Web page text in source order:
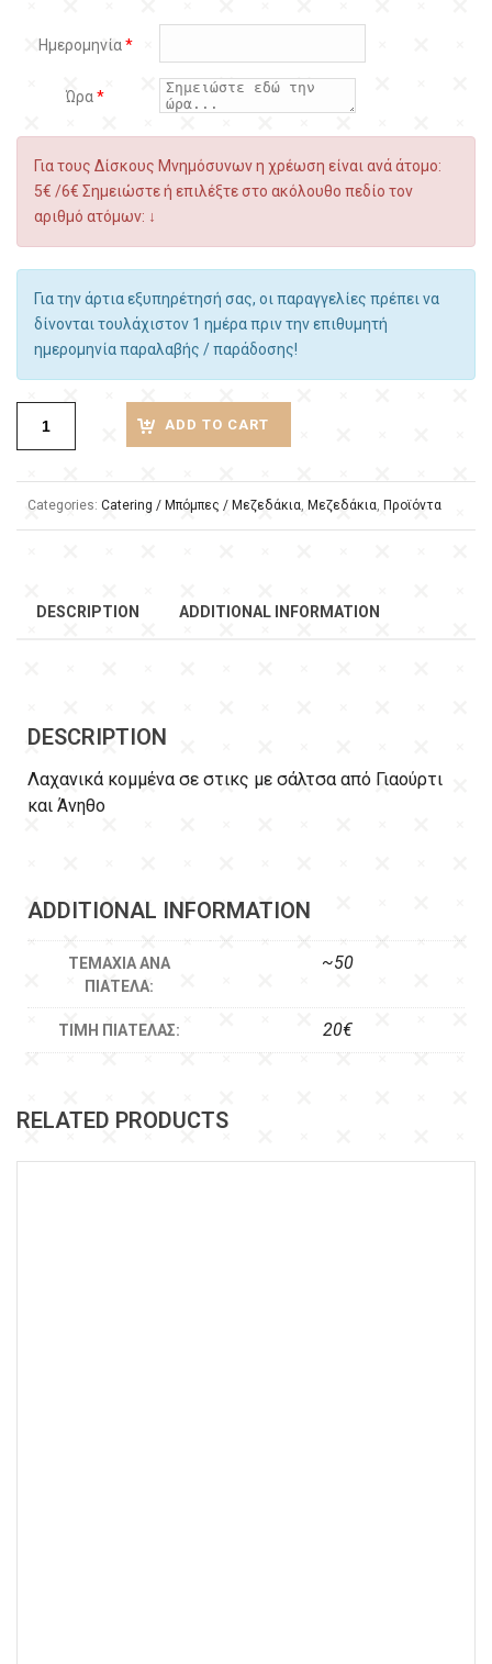
Ημερομηνία*
Ώρα*
Για τους Δίσκους Μνημόσυνων η χρέωση είναι ανά άτομο:
5€ /6€ Σημειώστε ή επιλέξτε στο ακόλουθο πεδίο τον
αριθμό ατόμων: ↓
Για την άρτια εξυπηρέτησή σας, οι παραγγελίες πρέπει να
δίνονται τουλάχιστον 1 ημέρα πριν την επιθυμητή
ημερομηνία παραλαβής / παράδοσης!
ADD TO CART
Categories: Catering / Μπόμπες / Μεζεδάκια, Μεζεδάκια, Προϊόντα
DESCRIPTION ADDITIONAL INFORMATION
DESCRIPTION
Λαχανικά κομμένα σε στικς με σάλτσα από Γιαούρτι
και Άνηθο
ADDITIONAL INFORMATION
ΤΕΜΆΧΙΑ ΑΝΆ
ΠΙΑΤΈΛΑ:
~50
ΤΙΜΉ ΠΙΑΤΈΛΑΣ: 20€
RELATED PRODUCTS